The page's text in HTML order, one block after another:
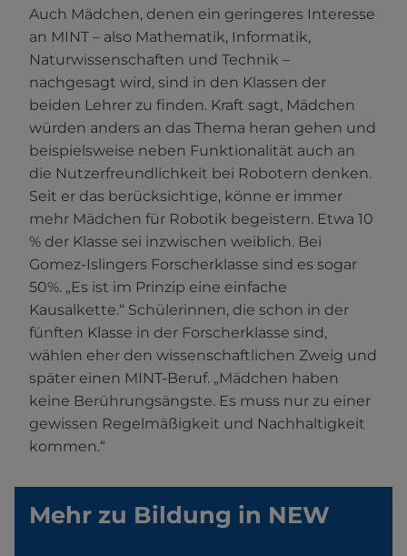
Auch Mädchen, denen ein geringeres Interesse
an MINT – also Mathematik, Informatik,
Naturwissenschaften und Technik –
nachgesagt wird, sind in den Klassen der
beiden Lehrer zu finden. Kraft sagt, Mädchen
würden anders an das Thema heran gehen und
beispielsweise neben Funktionalität auch an
die Nutzerfreundlichkeit bei Robotern denken.
Seit er das berücksichtige, könne er immer
mehr Mädchen für Robotik begeistern. Etwa 10
% der Klasse sei inzwischen weiblich. Bei
Gomez-Islingers Forscherklasse sind es sogar
50%. „Es ist im Prinzip eine einfache
Kausalkette.“ Schülerinnen, die schon in der
fünften Klasse in der Forscherklasse sind,
wählen eher den wissenschaftlichen Zweig und
später einen MINT-Beruf. „Mädchen haben
keine Berührungsängste. Es muss nur zu einer
gewissen Regelmäßigkeit und Nachhaltigkeit
kommen.“
Mehr zu Bildung in NEW